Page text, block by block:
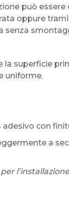
può
oppure
senza
superficie
uniforme.
con
a